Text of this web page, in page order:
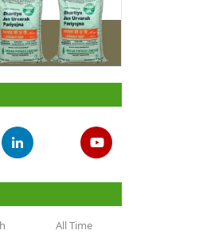
All Time